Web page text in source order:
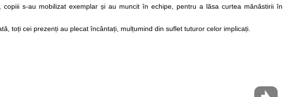
copiii s-au mobilizat exemplar și au muncit în echipe, pentru a lăsa curtea mănăstirii în
toți cei prezenți au plecat încântați, mulțumind din suflet tuturor celor implicați.